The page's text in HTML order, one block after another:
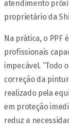
atendimento
proprietário da
Na prática, o
profissionais
impecável. “Todo
correção da
realizado pela
em proteção
reduz a